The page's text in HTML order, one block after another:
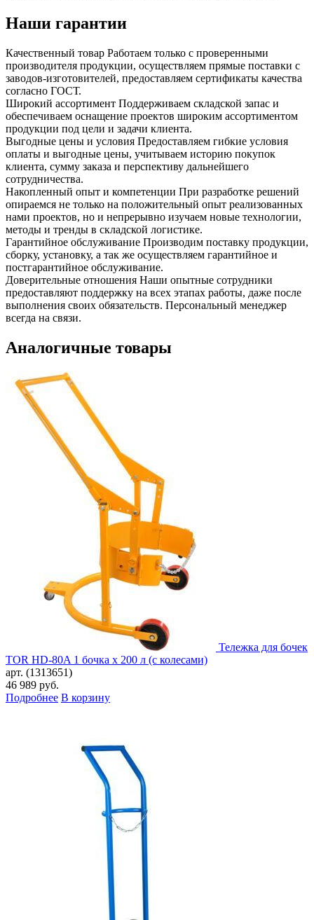
Наши гарантии
Качественный товар Работаем только с проверенными
производителя продукции, осуществляем прямые поставки с
заводов-изготовителей, предоставляем сертификаты качества
согласно ГОСТ.
Широкий ассортимент Поддерживаем складской запас и
обеспечиваем оснащение проектов широким ассортиментом
продукции под цели и задачи клиента.
Выгодные цены и условия Предоставляем гибкие условия
оплаты и выгодные цены, учитываем историю покупок
клиента, сумму заказа и перспективу дальнейшего
сотрудничества.
Накопленный опыт и компетенции При разработке решений
опираемся не только на положительный опыт реализованных
нами проектов, но и непрерывно изучаем новые технологии,
методы и тренды в складской логистике.
Гарантийное обслуживание Производим поставку продукции,
сборку, установку, а так же осуществляем гарантийное и
постгарантийное обслуживание.
Доверительные отношения Наши опытные сотрудники
предоставляют поддержку на всех этапах работы, даже после
выполнения своих обязательств. Персональный менеджер
всегда на связи.
Аналогичные товары
Тележка для бочек
TOR HD-80A 1 бочка х 200 л (с колесами)
арт. (1313651)
46 989 руб.
Подробнее В корзину